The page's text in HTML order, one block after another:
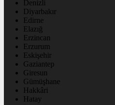
Denizli
Diyarbakır
Edirne
Elazığ
Erzincan
Erzurum
Eskişehir
Gaziantep
Giresun
Gümüşhane
Hakkâri
Hatay